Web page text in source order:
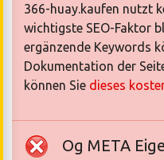
366-huay.kaufen nutzt
wichtigste SEO-Faktor
ergänzende Keywords
Dokumentation der
können Sie dieses
Og META